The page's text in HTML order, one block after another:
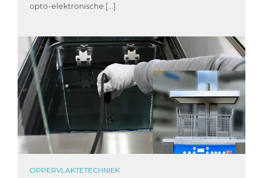
opto-elektronische […]
OPPERVLAKTETECHNIEK